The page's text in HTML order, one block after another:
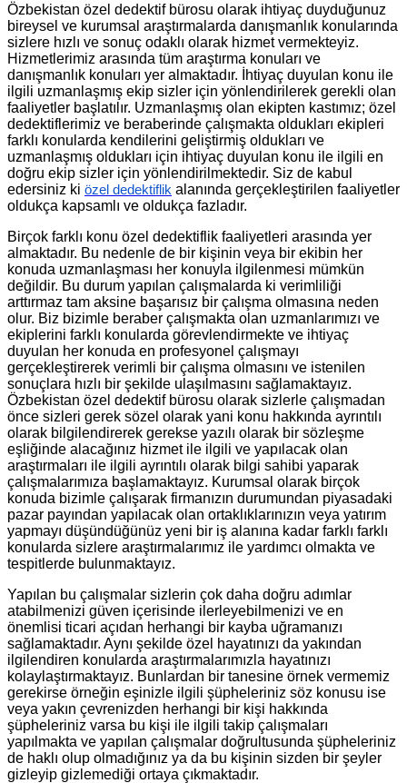
Özbekistan özel dedektif bürosu olarak ihtiyaç duyduğunuz
bireysel ve kurumsal araştırmalarda danışmanlık konularında
sizlere hızlı ve sonuç odaklı olarak hizmet vermekteyiz.
Hizmetlerimiz arasında tüm araştırma konuları ve
danışmanlık konuları yer almaktadır. İhtiyaç duyulan konu ile
ilgili uzmanlaşmış ekip sizler için yönlendirilerek gerekli olan
faaliyetler başlatılır. Uzmanlaşmış olan ekipten kastımız; özel
dedektiflerimiz ve beraberinde çalışmakta oldukları ekipleri
farklı konularda kendilerini geliştirmiş oldukları ve
uzmanlaşmış oldukları için ihtiyaç duyulan konu ile ilgili en
doğru ekip sizler için yönlendirilmektedir. Siz de kabul
edersiniz ki özel dedektiflik alanında gerçekleştirilen faaliyetler
oldukça kapsamlı ve oldukça fazladır.
Birçok farklı konu özel dedektiflik faaliyetleri arasında yer
almaktadır. Bu nedenle de bir kişinin veya bir ekibin her
konuda uzmanlaşması her konuyla ilgilenmesi mümkün
değildir. Bu durum yapılan çalışmalarda ki verimliliği
arttırmaz tam aksine başarısız bir çalışma olmasına neden
olur. Biz bizimle beraber çalışmakta olan uzmanlarımızı ve
ekiplerini farklı konularda görevlendirmekte ve ihtiyaç
duyulan her konuda en profesyonel çalışmayı
gerçekleştirerek verimli bir çalışma olmasını ve istenilen
sonuçlara hızlı bir şekilde ulaşılmasını sağlamaktayız.
Özbekistan özel dedektif bürosu olarak sizlerle çalışmadan
önce sizleri gerek sözel olarak yani konu hakkında ayrıntılı
olarak bilgilendirerek gerekse yazılı olarak bir sözleşme
eşliğinde alacağınız hizmet ile ilgili ve yapılacak olan
araştırmaları ile ilgili ayrıntılı olarak bilgi sahibi yaparak
çalışmalarımıza başlamaktayız. Kurumsal olarak birçok
konuda bizimle çalışarak firmanızın durumundan piyasadaki
pazar payından yapılacak olan ortaklıklarınızın veya yatırım
yapmayı düşündüğünüz yeni bir iş alanına kadar farklı farklı
konularda sizlere araştırmalarımız ile yardımcı olmakta ve
tespitlerde bulunmaktayız.
Yapılan bu çalışmalar sizlerin çok daha doğru adımlar
atabilmenizi güven içerisinde ilerleyebilmenizi ve en
önemlisi ticari açıdan herhangi bir kayba uğramanızı
sağlamaktadır. Aynı şekilde özel hayatınızı da yakından
ilgilendiren konularda araştırmalarımızla hayatınızı
kolaylaştırmaktayız. Bunlardan bir tanesine örnek vermemiz
gerekirse örneğin eşinizle ilgili şüpheleriniz söz konusu ise
veya yakın çevrenizden herhangi bir kişi hakkında
şüpheleriniz varsa bu kişi ile ilgili takip çalışmaları
yapılmakta ve yapılan çalışmalar doğrultusunda şüpheleriniz
de haklı olup olmadığınız ya da bu kişinin sizden bir şeyler
gizleyip gizlemediği ortaya çıkmaktadır.